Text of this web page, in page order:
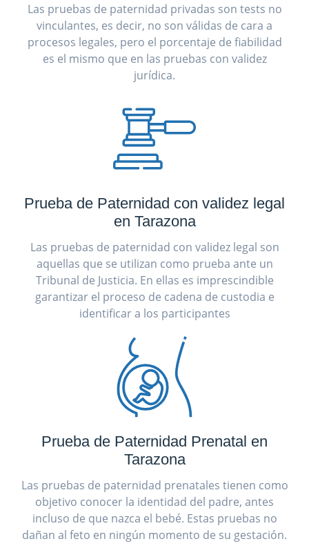
Las pruebas de paternidad privadas son tests no
vinculantes, es decir, no son válidas de cara a
procesos legales, pero el porcentaje de fiabilidad
es el mismo que en las pruebas con validez
jurídica.
Prueba de Paternidad con validez legal
en Tarazona
Las pruebas de paternidad con validez legal son
aquellas que se utilizan como prueba ante un
Tribunal de Justicia. En ellas es imprescindible
garantizar el proceso de cadena de custodia e
identificar a los participantes
Prueba de Paternidad Prenatal en
Tarazona
Las pruebas de paternidad prenatales tienen como
objetivo conocer la identidad del padre, antes
incluso de que nazca el bebé. Estas pruebas no
dañan al feto en ningún momento de su gestación.